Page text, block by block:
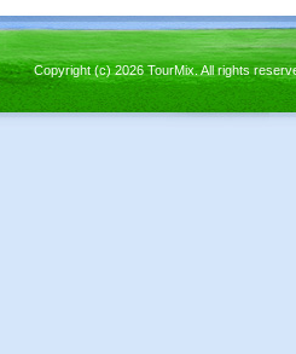
Copyright (c) 2026 TourMix. All rights